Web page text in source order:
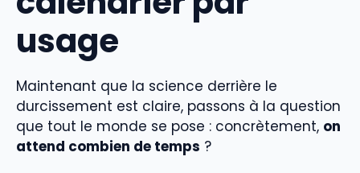
usage
Maintenant que la science derrière le
durcissement est claire, passons à la question
que tout le monde se pose : concrètement, on
attend combien de temps ?